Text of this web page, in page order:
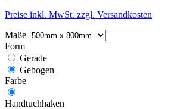
Preise inkl. MwSt. zzgl. Versandkosten
Maße
Form
Gerade
Gebogen
Farbe
Handtuchhaken